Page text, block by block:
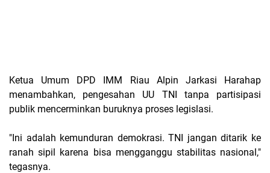
Ketua Umum DPD IMM Riau Alpin Jarkasi Harahap
menambahkan, pengesahan UU TNI tanpa partisipasi
publik mencerminkan buruknya proses legislasi.
"Ini adalah kemunduran demokrasi. TNI jangan ditarik ke
ranah sipil karena bisa mengganggu stabilitas nasional,"
tegasnya.